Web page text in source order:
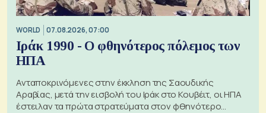
WORLD 07.08.2026, 07:00
Ιράκ 1990 - Ο φθηνότερος πόλεμος των
ΗΠΑ
Ανταποκρινόμενες στην έκκληση της Σαουδικής
Αραβίας, μετά την εισβολή του Ιράκ στο Κουβέιτ, οι ΗΠΑ
έστειλαν τα πρώτα στρατεύματα στον φθηνότερο